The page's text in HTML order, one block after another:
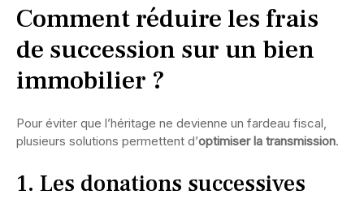
Comment réduire les frais
de succession sur un bien
immobilier ?
Pour éviter que l’héritage ne devienne un fardeau fiscal,
plusieurs solutions permettent d’optimiser la transmission.
1. Les donations successives